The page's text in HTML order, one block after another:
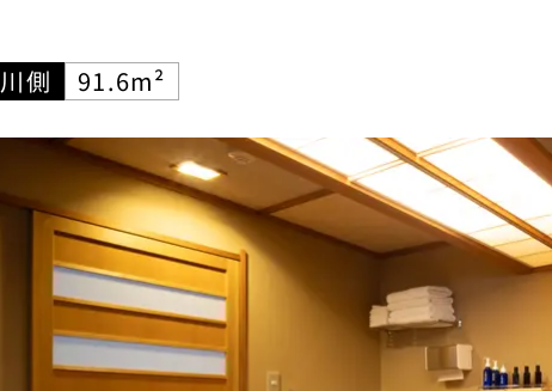
川側 91.6m²